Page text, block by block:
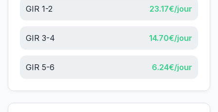
GIR 1-2 23.17€/jour
GIR 3-4 14.70€/jour
GIR 5-6 6.24€/jour